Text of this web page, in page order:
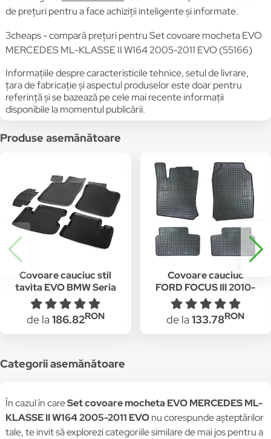
de prețuri pentru a face achiziții inteligente și informate.
3cheaps - compară prețuri pentru Set covoare mocheta EVO
MERCEDES ML-KLASSE II W164 2005-2011 EVO (55166)
Informațiile despre caracteristicile tehnice, setul de livrare,
țara de fabricație și aspectul produselor este doar pentru
referință și se bazează pe cele mai recente informații
disponibile la momentul publicării.
Produse asemănătoare
Covoare cauciuc stil
tavita EVO BMW Seria
7 F01 lung 2008-2015
de la186.82RON
Covoare cauciuc
FORD FOCUS III 2010-
> ( EVO P50 ) (set 4
buc)
de la133.78RON
Categorii asemănătoare
În cazul în careSet covoare mocheta EVO MERCEDES ML-
KLASSE II W164 2005-2011 EVOnu corespunde așteptărilor
tale, te invit să explorezi categoriile similare de mai jos pentru a